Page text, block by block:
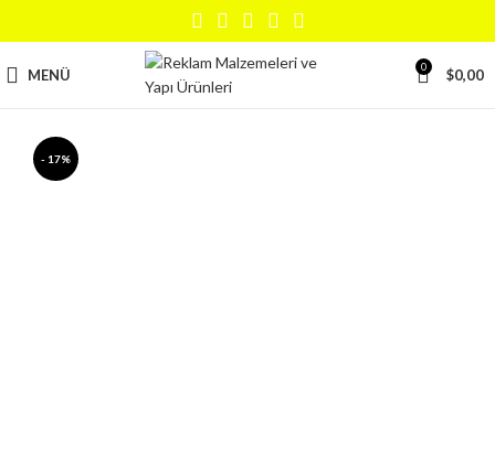
MENÜ 0 $0,00
- 17%